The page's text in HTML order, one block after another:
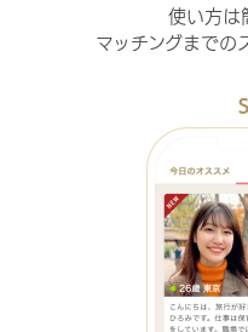
使い方は
マッチングまでの